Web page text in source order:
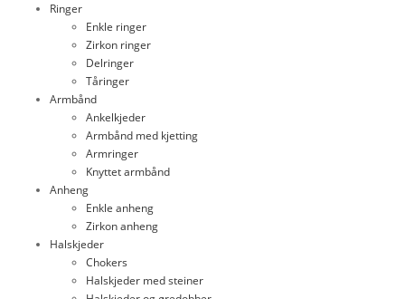
Ringer
Enkle ringer
Zirkon ringer
Delringer
Tåringer
Armbånd
Ankelkjeder
Armbånd med kjetting
Armringer
Knyttet armbånd
Anheng
Enkle anheng
Zirkon anheng
Halskjeder
Chokers
Halskjeder med steiner